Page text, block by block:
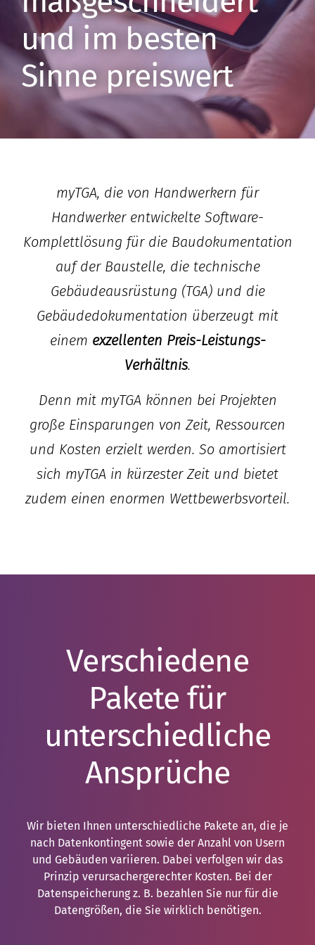
und im besten
Sinne preiswert
myTGA, die von Handwerkern für
Handwerker entwickelte Software-
Komplettlösung für die Baudokumentation
auf der Baustelle, die technische
Gebäudeausrüstung (TGA) und die
Gebäudedokumentation überzeugt mit
einem exzellenten Preis-Leistungs-
Verhältnis.
Denn mit myTGA können bei Projekten
große Einsparungen von Zeit, Ressourcen
und Kosten erzielt werden. So amortisiert
sich myTGA in kürzester Zeit und bietet
zudem einen enormen Wettbewerbsvorteil.
Verschiedene
Pakete für
unterschiedliche
Ansprüche
Wir bieten Ihnen unterschiedliche Pakete an, die je
nach Datenkontingent sowie der Anzahl von Usern
und Gebäuden variieren. Dabei verfolgen wir das
Prinzip verursachergerechter Kosten. Bei der
Datenspeicherung z. B. bezahlen Sie nur für die
Datengrößen, die Sie wirklich benötigen.